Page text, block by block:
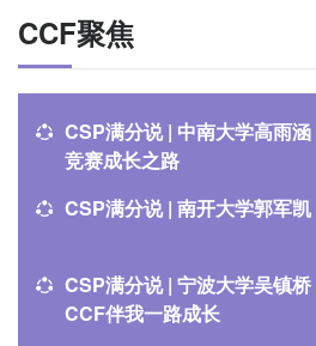
CCF聚焦
CSP满分说 | 中南大学高雨
竞赛成长之路
CSP满分说 | 南开大学郭军
CSP满分说 | 宁波大学吴镇
CCF伴我一路成长